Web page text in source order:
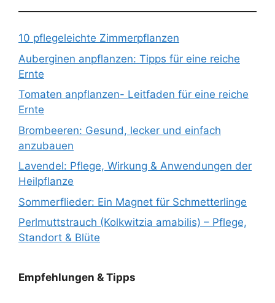
10 pflegeleichte Zimmerpflanzen
Auberginen anpflanzen: Tipps für eine reiche
Ernte
Tomaten anpflanzen- Leitfaden für eine reiche
Ernte
Brombeeren: Gesund, lecker und einfach
anzubauen
Lavendel: Pflege, Wirkung & Anwendungen der
Heilpflanze
Sommerflieder: Ein Magnet für Schmetterlinge
Perlmuttstrauch (Kolkwitzia amabilis) – Pflege,
Standort & Blüte
Empfehlungen & Tipps